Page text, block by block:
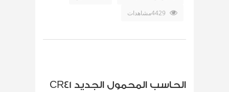
الحاسب المحمول الجديد CR41